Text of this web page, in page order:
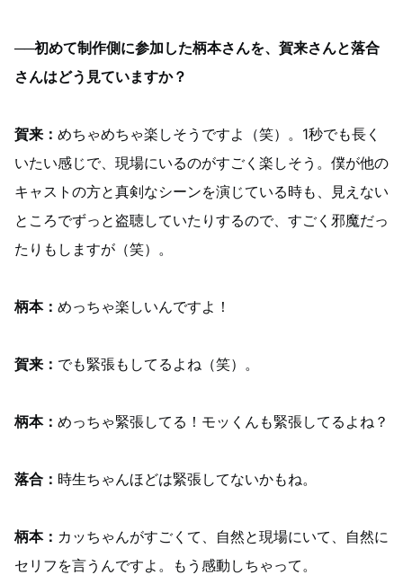
──初めて制作側に参加した柄本さんを、賀来さんと落合
さんはどう見ていますか？
賀来： めちゃめちゃ楽しそうですよ（笑）。1秒でも長く
いたい感じで、現場にいるのがすごく楽しそう。僕が他の
キャストの方と真剣なシーンを演じている時も、見えない
ところでずっと盗聴していたりするので、すごく邪魔だっ
たりもしますが（笑）。
柄本： めっちゃ楽しいんですよ！
賀来： でも緊張もしてるよね（笑）。
柄本： めっちゃ緊張してる！モッくんも緊張してるよね？
落合： 時生ちゃんほどは緊張してないかもね。
柄本： カッちゃんがすごくて、自然と現場にいて、自然に
セリフを言うんですよ。もう感動しちゃって。